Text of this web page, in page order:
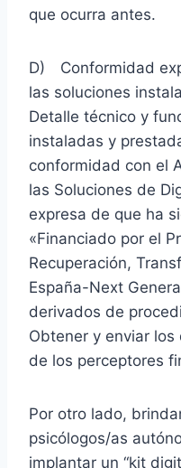
que ocurra antes.
D) Conformidad
las soluciones
Detalle técnico y
instaladas y
conformidad con el
las Soluciones de
expresa de que ha
«Financiado por el
Recuperación,
España-Next
derivados de
Obtener y enviar
de los perceptores
Por otro lado,
psicólogos/as
implantar un “kit